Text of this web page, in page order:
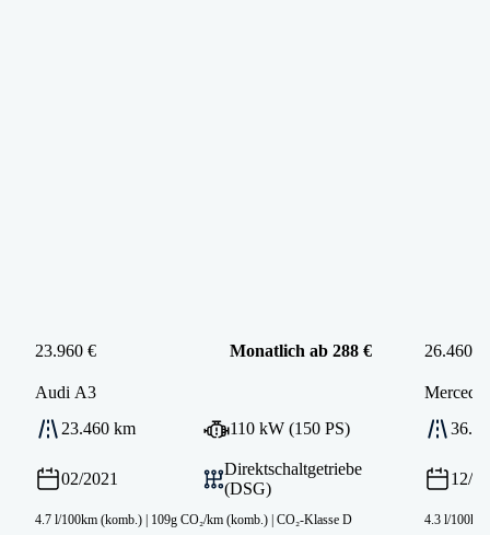
23.960 € Monatlich ab 288 €
Audi A3
23.460 km
110 kW (150 PS)
02/2021
Direktschaltgetriebe
(DSG)
4.7 l/100km (komb.) | 109g CO₂/km (komb.) | CO₂-Klasse D
26.460 €
12/
4.3 l/